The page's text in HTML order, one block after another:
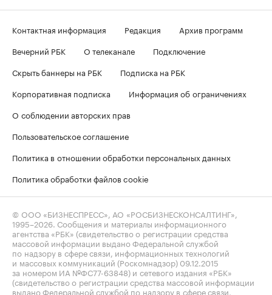
Контактная информация Редакция
Архив программ
Вечерний РБК
О телеканале
Подключение
Скрыть баннеры на РБК
Подписка на РБК
Корпоративная подписка
Информация об ограничениях
О соблюдении авторских прав
Пользовательское соглашение
Политика в отношении обработки персональных данных
Политика обработки файлов cookie
© ООО «БИЗНЕСПРЕСС», АО «РОСБИЗНЕСКОНСАЛТИНГ»,
1995–2026 . Сообщения и материалы информационного
агентства «РБК» (свидетельство о регистрации средства
массовой информации выдано Федеральной службой
по надзору в сфере связи, информационных технологий
и массовых коммуникаций (Роскомнадзор) 09.12.2015
за номером ИА №ФС77-63848) и сетевого издания «РБК»
(свидетельство о регистрации средства массовой информации
выдано Федеральной службой по надзору в сфере связи,